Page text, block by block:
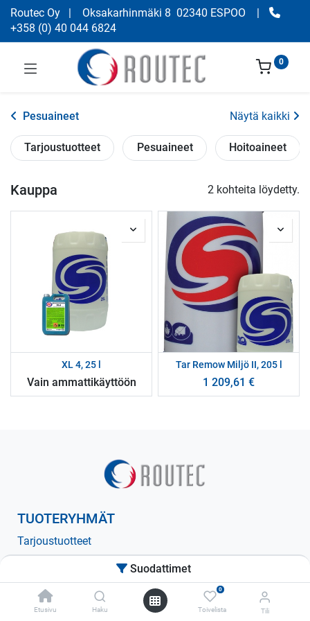
Suodattimet
Etusivu Haku
0
Toivelista Tili
Routec Oy | Oksakarhinmäki 8 02340 ESPOO
|
+358 (0) 40 044 6824
0
Pesuaineet Näytä kaikki
Tarjoustuotteet Pesuaineet Hoitoaineet
Kauppa 2 kohteita löydetty.
XL 4, 25 l
Vain ammattikäyttöön
Tar Remow Miljö II, 205 l
1 209,61 €
TUOTERYHMÄT
Tarjoustuotteet
Hoitoaineet
Hioma-aineet